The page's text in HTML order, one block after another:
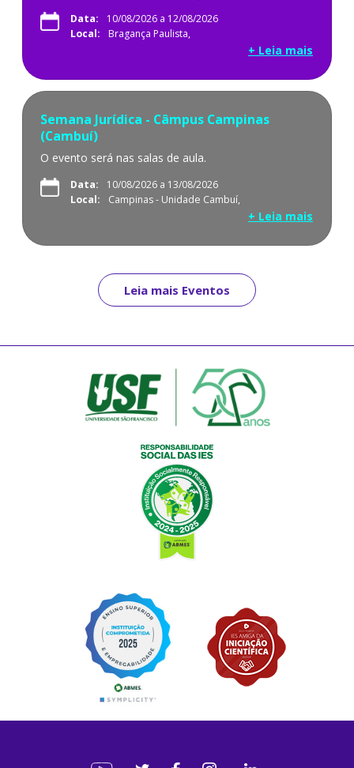
Data:
10/08/2026 a 12/08/2026
Local:
Bragança Paulista,
+ Leia mais
Semana Jurídica - Câmpus Campinas
(Cambuí)
O evento será nas salas de aula.
Data:
10/08/2026 a 13/08/2026
Local:
Campinas - Unidade Cambuí,
+ Leia mais
Leia mais Eventos